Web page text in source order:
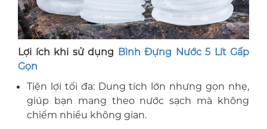
Lợi ích khi sử dụng Bình Đựng Nước 5 Lít Gấp
Gọn
Tiện lợi tối đa: Dung tích lớn nhưng gọn nhẹ,
giúp bạn mang theo nước sạch mà không
chiếm nhiều không gian.